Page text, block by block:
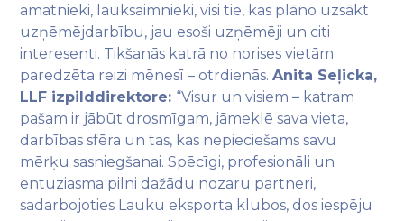
amatnieki, lauksaimnieki, visi tie, kas plāno uzsākt
uzņēmējdarbību, jau esoši uzņēmēji un citi
interesenti. Tikšanās katrā no norises vietām
paredzēta reizi mēnesī – otrdienās.Anita Seļicka,
LLF izpilddirektore: “Visur un visiem– katram
pašam ir jābūt drosmīgam, jāmeklē sava vieta,
darbības sfēra un tas, kas nepieciešams savu
mērķu sasniegšanai. Spēcīgi, profesionāli un
entuziasma pilni dažādu nozaru partneri,
sadarbojoties Lauku eksporta klubos, dos iespēju